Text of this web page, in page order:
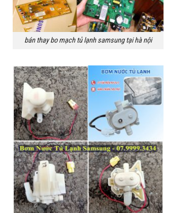
bán thay bo mạch tủ lạnh samsung tại hà nội